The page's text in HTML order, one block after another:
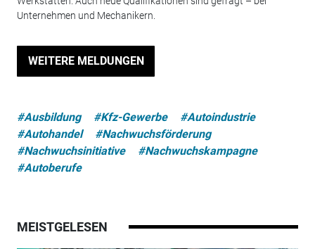
Unternehmen und Mechanikern.
WEITERE MELDUNGEN
#Ausbildung #Kfz-Gewerbe
#Autoindustrie
#Autohandel
#Nachwuchsförderung
#Nachwuchsinitiative
#Nachwuchskampagne
#Autoberufe
MEISTGELESEN